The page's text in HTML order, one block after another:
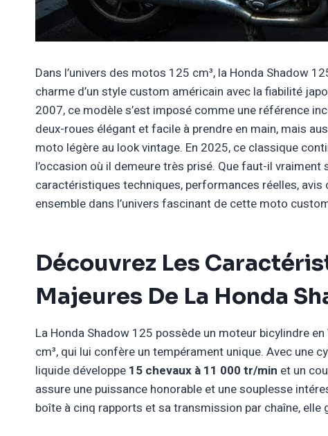
Dans l’univers des motos 125 cm³, la Honda Shadow
charme d’un style custom américain avec la fiabilité
2007, ce modèle s’est imposé comme une référence
deux-roues élégant et facile à prendre en main, mais
moto légère au look vintage. En 2025, ce classique
l’occasion où il demeure très prisé. Que faut-il
caractéristiques techniques, performances réelles, avis
ensemble dans l’univers fascinant de cette moto
Découvrez Les
Majeures De La Honda
La Honda Shadow 125 possède un moteur bicylindre
cm³, qui lui confère un tempérament unique. Avec une
liquide développe 15 chevaux à 11 000 tr/min et un
assure une puissance honorable et une souplesse
boîte à cinq rapports et sa transmission par chaîne,